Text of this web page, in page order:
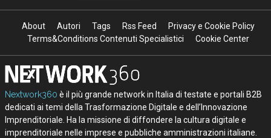
About Autori Tags Rss Feed
Privacy e Cookie Policy
Terms&Conditions Contenuti Specialistici
Cookie Center
Nextwork360 è il più grande network in Italia di testate e portali B2B
dedicati ai temi della Trasformazione Digitale e dell’Innovazione
Imprenditoriale. Ha la missione di diffondere la cultura digitale e
imprenditoriale nelle imprese e pubbliche amministrazioni italiane.